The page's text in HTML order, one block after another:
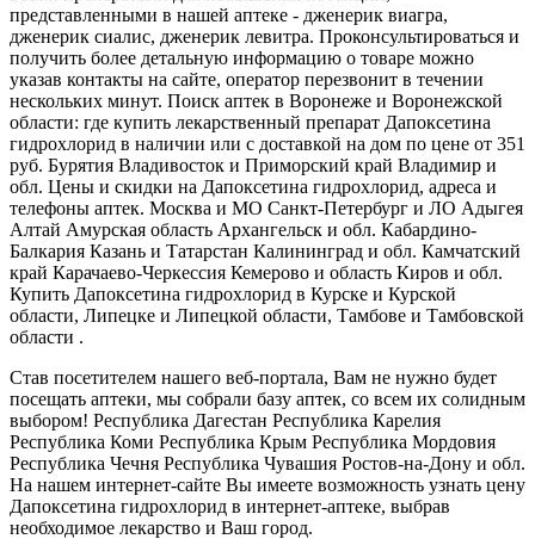
представленными в нашей аптеке - дженерик виагра,
дженерик сиалис, дженерик левитра. Проконсультироваться и
получить более детальную информацию о товаре можно
указав контакты на сайте, оператор перезвонит в течении
нескольких минут. Поиск аптек в Воронеже и Воронежской
области: где купить лекарственный препарат Дапоксетина
гидрохлорид в наличии или с доставкой на дом по цене от 351
руб. Бурятия Владивосток и Приморский край Владимир и
обл. Цены и скидки на Дапоксетина гидрохлорид, адреса и
телефоны аптек. Москва и МО Санкт-Петербург и ЛО Адыгея
Алтай Амурская область Архангельск и обл. Кабардино-
Балкария Казань и Татарстан Калининград и обл. Камчатский
край Карачаево-Черкессия Кемерово и область Киров и обл.
Купить Дапоксетина гидрохлорид в Курске и Курской
области, Липецке и Липецкой области, Тамбове и Тамбовской
области .
Став посетителем нашего веб-портала, Вам не нужно будет
посещать аптеки, мы собрали базу аптек, со всем их солидным
выбором! Республика Дагестан Республика Карелия
Республика Коми Республика Крым Республика Мордовия
Республика Чечня Республика Чувашия Ростов-на-Дону и обл.
На нашем интернет-сайте Вы имеете возможность узнать цену
Дапоксетина гидрохлорид в интернет-аптеке, выбрав
необходимое лекарство и Ваш город.